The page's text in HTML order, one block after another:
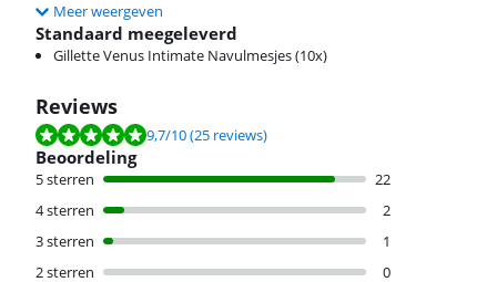
Meer weergeven
Standaard meegeleverd
Gillette Venus Intimate Navulmesjes (10x)
Reviews
Beoordeling is 9,7 van de 10, gebaseerd op 25 reviews.
9,7/10(25 reviews)
Beoordeling
5 sterren
22
4 sterren
2
3 sterren
1
2 sterren
0